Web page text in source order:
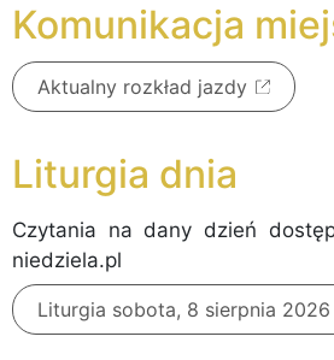
Komunikacja
Aktualny rozkład jazdy
Liturgia dnia
Czytania na dany dzień
niedziela.pl
Liturgia sobota, 8 sierpnia 2026